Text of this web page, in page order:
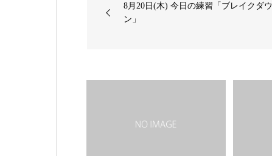
8月20日(木) 今日の練習「ブレイクダウ
ン」